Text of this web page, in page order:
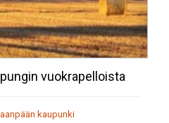
vuokrapelloista
kaupunki